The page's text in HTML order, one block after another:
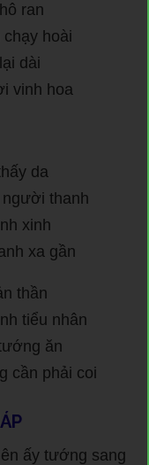
ran
hoài
dài
vinh hoa
da
thanh
xinh
xa gần
thần
tiểu nhân
ăn
cần phải coi
ấy tướng sang